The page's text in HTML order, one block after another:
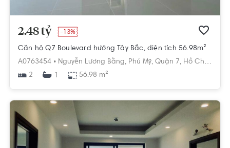
2.48 tỷ -13%
Căn hộ Q7 Boulevard hướng Tây Bắc, diện tích 56.98m²
A0763454 • Nguyễn Lương Bằng, Phú Mỹ, Quận 7, Hồ Chí Minh
2
56.98 m²